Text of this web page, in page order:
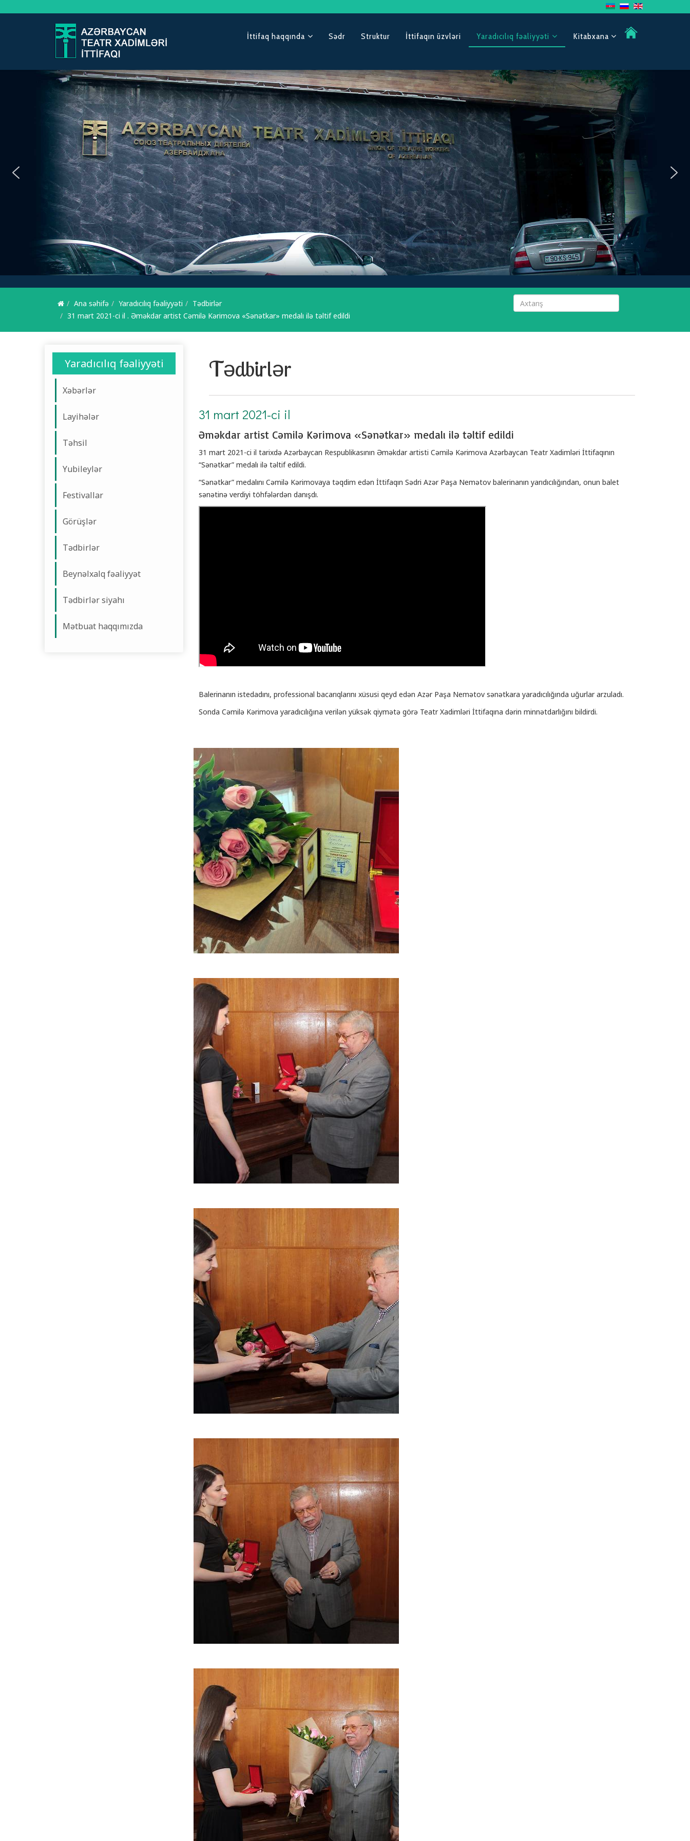
İttifaq haqqında Sədr Struktur İttifaqın üzvləri Yaradıcılıq fəaliyyəti Kitabxana
Ana səhifə Yaradıcılıq fəaliyyəti
Tədbirlər
31 mart 2021-ci il . Əməkdar artist Cəmilə Kərimova «Sənətkar» medalı ilə təltif edildi
Yaradıcılıq fəaliyyəti
Xəbərlər
Layihələr
Təhsil
Yubileylər
Festivallar
Görüşlər
Tədbirlər
Beynəlxalq fəaliyyət
Tədbirlər siyahı
Mətbuat haqqımızda
Tədbirlər
31 mart 2021-ci il
Əməkdar artist Cəmilə Kərimova «Sənətkar» medalı ilə təltif edildi
31 mart 2021-ci il tarixdə Azərbaycan Respublikasının Əməkdar artisti Cəmilə Kərimova Azərbaycan Teatr Xadimləri İttifaqının
“Sənətkar” medalı ilə təltif edildi.
“Sənətkar” medalını Cəmilə Kərimovaya təqdim edən İttifaqın Sədri Azər Paşa Nemətov balerinanın yarıdıcılığından, onun balet
sənətinə verdiyi töhfələrdən danışdı.
Balerinanın istedadını, professional bacarıqlarını xüsusi qeyd edən Azər Paşa Nemətov sənətkara yaradıcılığında uğurlar arzuladı.
Sonda Cəmilə Kərimova yaradıcılığına verilən yüksək qiymətə görə Teatr Xadimləri İttifaqına dərin minnətdarlığını bildirdi.